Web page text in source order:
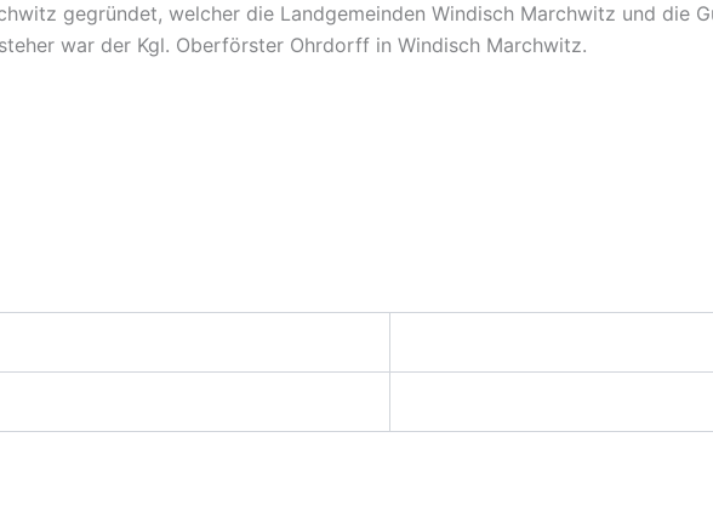
gegründet, welcher die Landgemeinden Windisch Marchwitz und die
war der Kgl. Oberförster Ohrdorff in Windisch Marchwitz.